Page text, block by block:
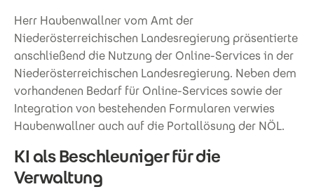
Herr Haubenwallner vom Amt der
Niederösterreichischen Landesregierung präsentierte
anschließend die Nutzung der Online-Services in der
Niederösterreichischen Landesregierung. Neben dem
vorhandenen Bedarf für Online-Services sowie der
Integration von bestehenden Formularen verwies
Haubenwallner auch auf die Portallösung der NÖL.
KI als Beschleuniger für die
Verwaltung